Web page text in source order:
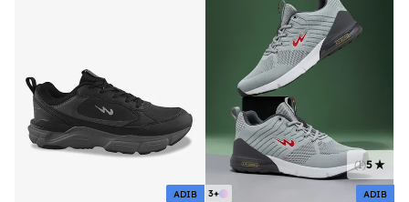
+
3
5
(
1
)
ADIB
ADIB